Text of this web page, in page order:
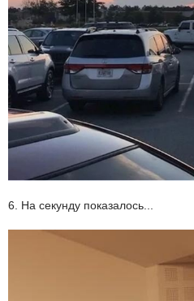
6. На секунду показалось...